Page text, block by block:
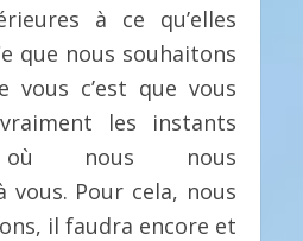
à ce qu’elles
que nous souhaitons
vous c’est que vous
les instants
où nous nous
vous. Pour cela, nous
il faudra encore et